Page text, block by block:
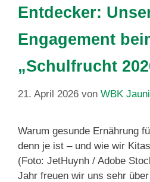
Entdecker:
Engagement
„Schulfrucht
21. April 2026 von WBK
Warum gesunde Ernährung
denn je ist – und wie wir
(Foto: JetHuynh / Adobe
Jahr freuen wir uns sehr